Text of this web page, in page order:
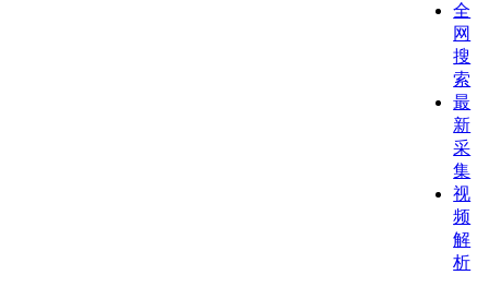
全
网
搜
索
最
新
采
集
视
频
解
析